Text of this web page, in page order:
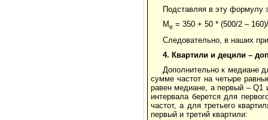
Подставляя в эту формулу
Ме = 350 + 50 * (500/2 –
Следовательно, в наших
4. Квартили и децили –
Дополнительно к медиане
сумме частот на четыре
равен медиане, а первый – Q1
интервала берется для
частот, а для третьего
первый и третий квартили: